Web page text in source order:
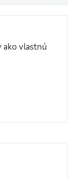
ako vlastnú